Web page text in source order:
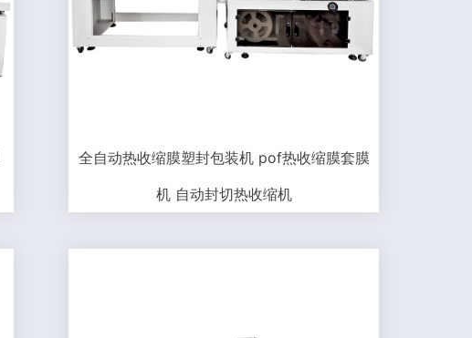
全自动热收缩膜塑封包装机 pof热收缩膜套膜
机 自动封切热收缩机